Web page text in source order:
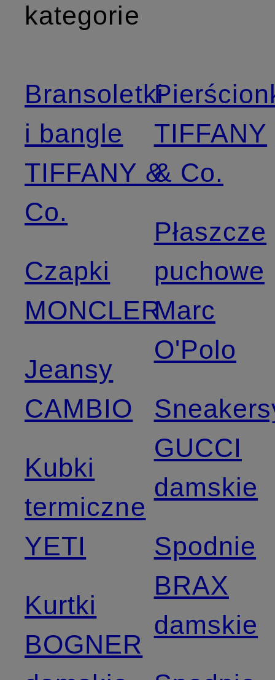
kategorie
Bransoletki
i bangle
TIFFANY &
Co.
Czapki
MONCLER
Jeansy
CAMBIO
Kubki
termiczne
YETI
Kurtki
BOGNER
TIFFANY
& Co.
Płaszcze
puchowe
Marc
O'Polo
GUCCI
damskie
Spodnie
BRAX
damskie